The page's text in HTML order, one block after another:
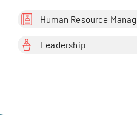
Human Resource
Leadership